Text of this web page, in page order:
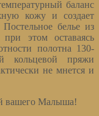
баланс
кожу и создает
белье из
этом оставаясь
полотна 130-
кольцевой пряжи
не мнется и
вашего Малыша!